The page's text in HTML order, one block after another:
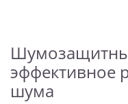
эффективное
шума